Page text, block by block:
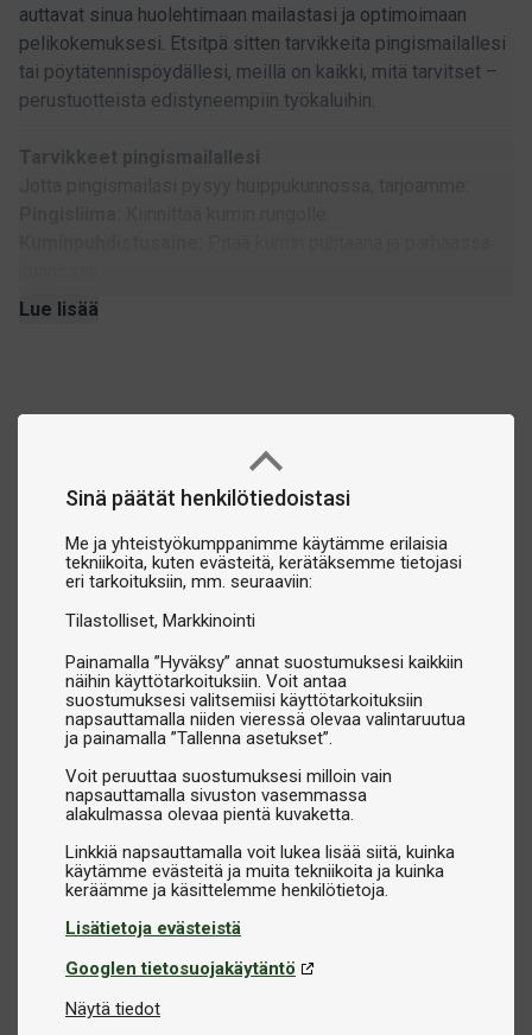
Sinä päätät henkilötiedoistasi
Me ja yhteistyökumppanimme käytämme erilaisia
tekniikoita, kuten evästeitä, kerätäksemme tietojasi
eri tarkoituksiin, mm. seuraaviin:
Tilastolliset Markkinointi
Painamalla ”Hyväksy” annat suostumuksesi kaikkiin
näihin käyttötarkoituksiin. Voit antaa
suostumuksesi valitsemiisi käyttötarkoituksiin
napsauttamalla niiden vieressä olevaa valintaruutua
ja painamalla ”Tallenna asetukset”.
Voit peruuttaa suostumuksesi milloin vain
napsauttamalla sivuston vasemmassa
alakulmassa olevaa pientä kuvaketta.
Linkkiä napsauttamalla voit lukea lisää siitä, kuinka
käytämme evästeitä ja muita tekniikoita ja kuinka
Lisätietoja evästeistä
Googlen tietosuojakäytäntö
Näytä tiedot
auttavat sinua huolehtimaan mailastasi ja optimoimaan
pelikokemuksesi. Etsitpä sitten tarvikkeita pingismailallesi
tai pöytätennispöydällesi, meillä on kaikki, mitä tarvitset –
perustuotteista edistyneempiin työkaluihin.
Tarvikkeet pingismailallesi
Kumisuojat:
Tarvikkeet pöytätennispöytään ja
Tarjoamme myös varusteita, jotka helpottavat harjoittelua ja
kilpailuja:
hallinnassa.
Pöytäsuojapeitteet:Suojaavat pöytää pölyltä, lialta ja
kulumiselta silloin, kun sitä ei käytetä.
aikana.
Tuomarin tulostaulut:Täydelliset kilpailuihin ja
järjestettyihin otteluihin.
Johtavat merkit ja ensiluokkainen laatu
Tarjoamme tarvikkeita markkinoiden arvostetuimmilta
merkeiltä, kuten
Butterfly, Stiga, Yasaka, Donic, Xiom,
Victasja monilta muilta. Voit luottaa siihen, että löydät
laadukkaita tuotteita, jotka vastaavat vaatimuksiasi ja
tarpeitasi.
Löydä oikeat tarvikkeet pingikseen
Tutustu pingistarvikevalikoimaamme ja huomaa, kuinka
Lue lisää